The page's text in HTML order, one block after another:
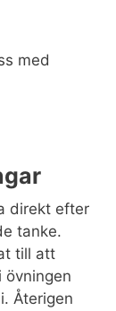
med
direkt efter
tanke.
till att
övningen
Återigen